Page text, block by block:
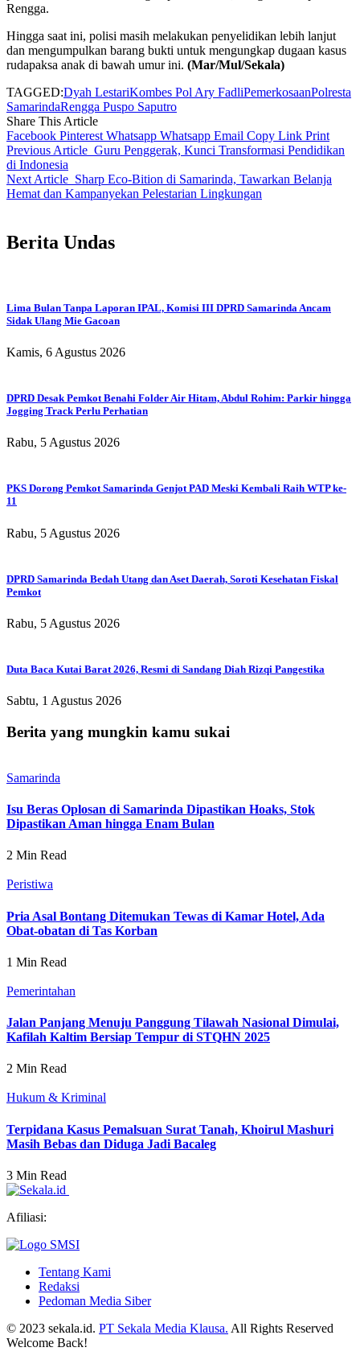
Rengga.
Hingga saat ini, polisi masih melakukan penyelidikan lebih lanjut
dan mengumpulkan barang bukti untuk mengungkap dugaan kasus
rudapaksa anak di bawah umur ini. (Mar/Mul/Sekala)
TAGGED:Dyah LestariKombes Pol Ary FadliPemerkosaanPolresta
SamarindaRengga Puspo Saputro
Share This Article
Facebook Pinterest Whatsapp Whatsapp Email Copy Link Print
Previous Article Guru Penggerak, Kunci Transformasi Pendidikan
di Indonesia
Next Article Sharp Eco-Bition di Samarinda, Tawarkan Belanja
Hemat dan Kampanyekan Pelestarian Lingkungan
Berita Undas
Lima Bulan Tanpa Laporan IPAL, Komisi III DPRD Samarinda Ancam
Sidak Ulang Mie Gacoan
Kamis, 6 Agustus 2026
DPRD Desak Pemkot Benahi Folder Air Hitam, Abdul Rohim: Parkir hingga
Jogging Track Perlu Perhatian
Rabu, 5 Agustus 2026
PKS Dorong Pemkot Samarinda Genjot PAD Meski Kembali Raih WTP ke-
11
Rabu, 5 Agustus 2026
DPRD Samarinda Bedah Utang dan Aset Daerah, Soroti Kesehatan Fiskal
Pemkot
Rabu, 5 Agustus 2026
Duta Baca Kutai Barat 2026, Resmi di Sandang Diah Rizqi Pangestika
Sabtu, 1 Agustus 2026
Berita yang mungkin kamu sukai
Samarinda
Isu Beras Oplosan di Samarinda Dipastikan Hoaks, Stok
Dipastikan Aman hingga Enam Bulan
2 Min Read
Peristiwa
Pria Asal Bontang Ditemukan Tewas di Kamar Hotel, Ada
Obat-obatan di Tas Korban
1 Min Read
Pemerintahan
Jalan Panjang Menuju Panggung Tilawah Nasional Dimulai,
Kafilah Kaltim Bersiap Tempur di STQHN 2025
2 Min Read
Hukum & Kriminal
Terpidana Kasus Pemalsuan Surat Tanah, Khoirul Mashuri
Masih Bebas dan Diduga Jadi Bacaleg
3 Min Read
Afiliasi:
Tentang Kami
Redaksi
Pedoman Media Siber
© 2023 sekala.id. PT Sekala Media Klausa. All Rights Reserved
Welcome Back!